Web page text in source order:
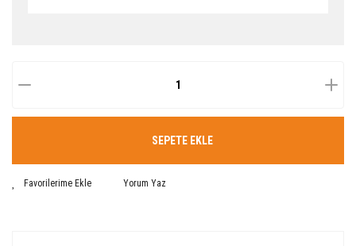
SEPETE EKLE
Yorum Yaz